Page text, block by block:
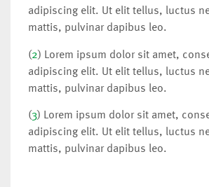
adipiscing elit. Ut elit tellus, luctus
mattis, pulvinar dapibus leo.
(2) Lorem ipsum dolor sit amet,
adipiscing elit. Ut elit tellus, luctus
mattis, pulvinar dapibus leo.
(3) Lorem ipsum dolor sit amet,
adipiscing elit. Ut elit tellus, luctus
mattis, pulvinar dapibus leo.